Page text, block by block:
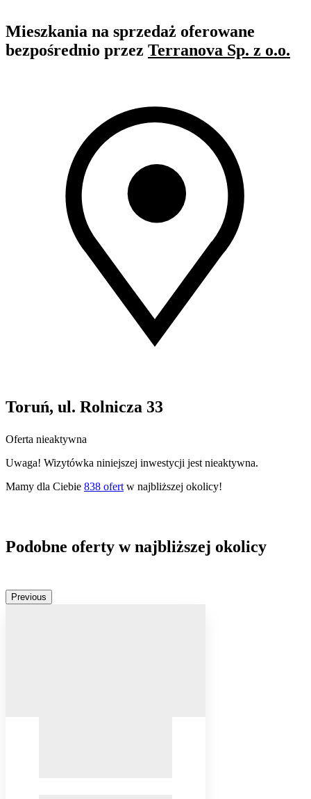
Mieszkania na sprzedaż oferowane
bezpośrednio przez Terranova Sp. z o.o.
Toruń, ul. Rolnicza 33
Oferta nieaktywna
Uwaga! Wizytówka niniejszej inwestycji jest nieaktywna.
Mamy dla Ciebie 838 ofert w najbliższej okolicy!
Podobne oferty w najbliższej okolicy
Previous